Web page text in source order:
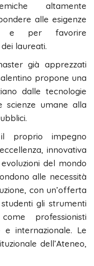
altamente
alle esigenze
e per favorire
laureati.
già apprezzati
propone una
dalle tecnologie
scienze umane alla
proprio impegno
innovativa
del mondo
alle necessità
con un’offerta
gli strumenti
professionisti
internazionale. Le
dell’Ateneo,